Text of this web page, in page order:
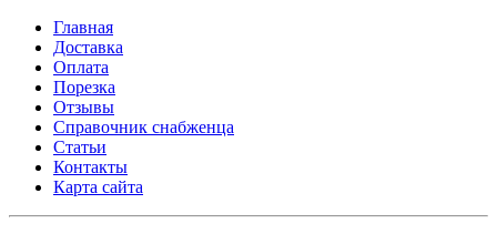
Главная
Доставка
Оплата
Порезка
Отзывы
Справочник снабженца
Статьи
Контакты
Карта сайта